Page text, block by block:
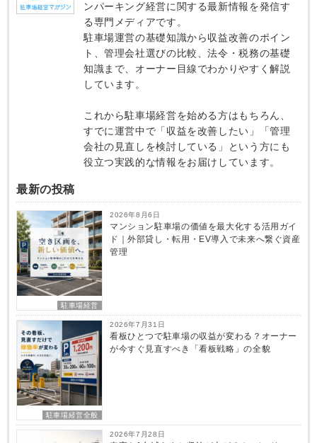
ンパーキング経営に関する最新情報を発信す
る専門メディアです。
駐車場運営の基礎知識から収益改善のポイン
ト、管理会社選びの比較、法令・税務の基礎
知識まで、オーナー目線でわかりやすく解説
しています。
これから駐車場経営を始める方はもちろん、
すでに運営中で「収益を改善したい」「管理
会社の見直しを検討している」という方にも
役立つ実践的な情報をお届けしています。
最新の投稿
駐車場経営
2026年8月6日
マンション駐車場の価値を最大化する活用ガイ
ド｜外部貸し・転用・EV導入で未来へ繋ぐ資産
管理
駐車場経営全般
2026年7月31日
看板ひとつで駐車場の収益が変わる？オーナー
が今すぐ見直すべき「看板戦略」の全貌
2026年7月28日